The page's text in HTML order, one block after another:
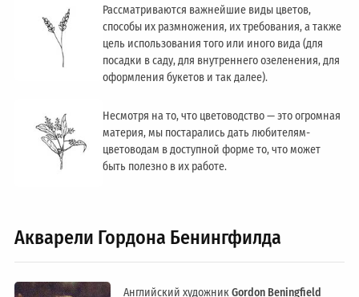
Рассматриваются важнейшие виды цветов,
способы их размножения, их требования, а также
цель использования того или иного вида (для
посадки в саду, для внутреннего озеленения, для
оформления букетов и так далее).
Несмотря на то, что цветоводство — это огромная
материя, мы постарались дать любителям-
цветоводам в доступной форме то, что может
быть полезно в их работе.
Акварели Гордона Бенингфилда
Английский художникGordon Beningfield